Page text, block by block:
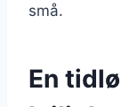
små.
En